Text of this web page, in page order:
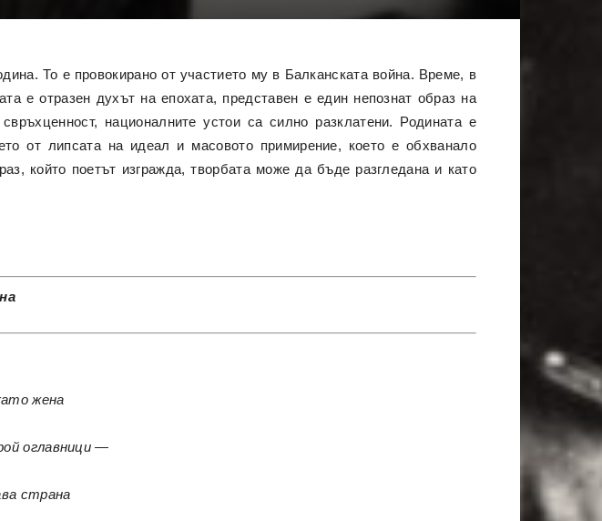
То е провокирано от участието му в Балканската война. Време, в
е отразен духът на епохата, представен е един непознат образ на
националните устои са силно разклатени. Родината е
от липсата на идеал и масовото примирение, което е обхванало
който поетът изгражда, творбата може да бъде разгледана и като
жена
оглавници —
страна